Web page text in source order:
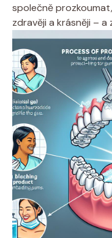
společně
zdravěji a krásněji –